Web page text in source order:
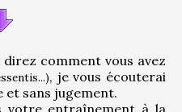
direz comment vous avez
, je vous écouterai
et sans jugement.